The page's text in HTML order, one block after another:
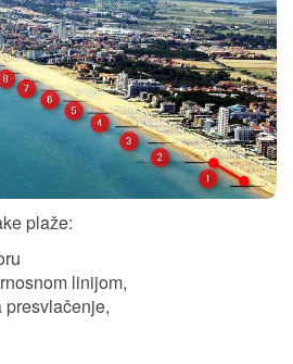
plaže:
linijom,
presvlačenje,